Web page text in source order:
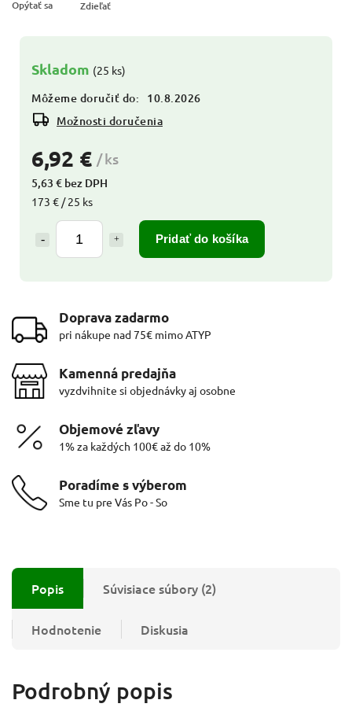
6,92 € / ks
5,63 € bez DPH
173 € / 25 ks
Pridať do košíka
Skladom (25 ks)
Môžeme doručiť do:
10.8.2026
Možnosti doručenia
Opýtať sa Zdieľať
Doprava zadarmo
pri nákupe nad 75€ mimo ATYP
Kamenná predajňa
vyzdvihnite si objednávky aj osobne
Objemové zľavy
1% za každých 100€ až do 10%
Poradíme s výberom
Sme tu pre Vás Po - So
Popis Súvisiace súbory (2)
Hodnotenie Diskusia
Podrobný popis